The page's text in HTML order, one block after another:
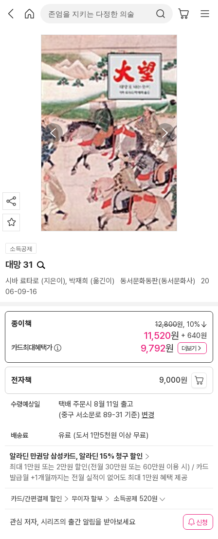
소득공제
대망 31
시바 료타로 (지은이), 박재희 (옮긴이) 동서문화동판(동서문화사) 20
06-09-16
종이책 12,800원, 10%
11,520원 + 640원
카드최대혜택가
9,792원 더보기
전자책 9,000원
수령예상일
택배 주문시 8월 11일 출고
(중구 서소문로 89-31 기준) 변경
배송료 유료 (도서 1만5천원 이상 무료)
알라딘 만권당 삼성카드, 알라딘 15% 청구 할인
최대 1만원 또는 2만원 할인(전월 30만원 또는 60만원 이용 시) / 카드
발급월 +1개월까지는 전월 실적이 없어도 최대 1만원 혜택 제공
카드/간편결제 할인 무이자 할부 소득공제 520원
관심 저자, 시리즈의 출간 알림을 받아보세요 신청